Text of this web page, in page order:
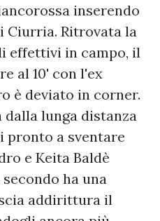
inserendo
Ciurria. Ritrovata la
effettivi in campo, il
al 10' con l'ex
è deviato in corner.
lunga distanza
pronto a sventare
e Keita Baldè
ha una
addirittura il